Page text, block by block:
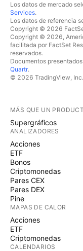
Los datos de mercado
Services.
Los datos de referencia
Copyright © 2026
Copyright © 2026,
facilitada por FactSet
reservados.
Documentos
Quartr.
© 2026 TradingView, Inc.
MÁS QUE UN
Supergráficos
ANALIZADORES
Acciones
ETF
Bonos
Criptomonedas
Pares CEX
Pares DEX
Pine
MAPAS DE CALOR
Acciones
ETF
Criptomonedas
CALENDARIOS